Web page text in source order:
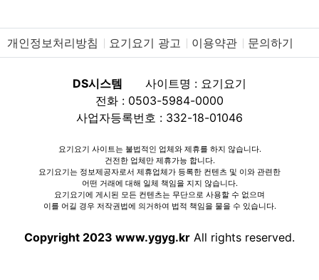
개인정보처리방침 요기요기 광고 이용약관 문의하기
DS시스템
사이트명 : 요기요기
전화 : 0503-5984-0000
사업자등록번호 : 332-18-01046
요기요기 사이트는 불법적인 업체와 제휴를 하지 않습니다.
건전한 업체만 제휴가능 합니다.
요기요기는 정보제공자로서 제휴업체가 등록한 컨텐츠 및 이와 관련한
어떤 거래에 대해 일체 책임을 지지 않습니다.
요기요기에 게시된 모든 컨텐츠는 무단으로 사용할 수 없으며
이를 어길 경우 저작권법에 의거하여 법적 책임을 물을 수 있습니다.
Copyright 2023 www.ygyg.kr All rights reserved.